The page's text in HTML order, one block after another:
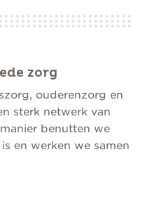
zorg
ouderenzorg en
sterk netwerk van
benutten we
en werken we samen